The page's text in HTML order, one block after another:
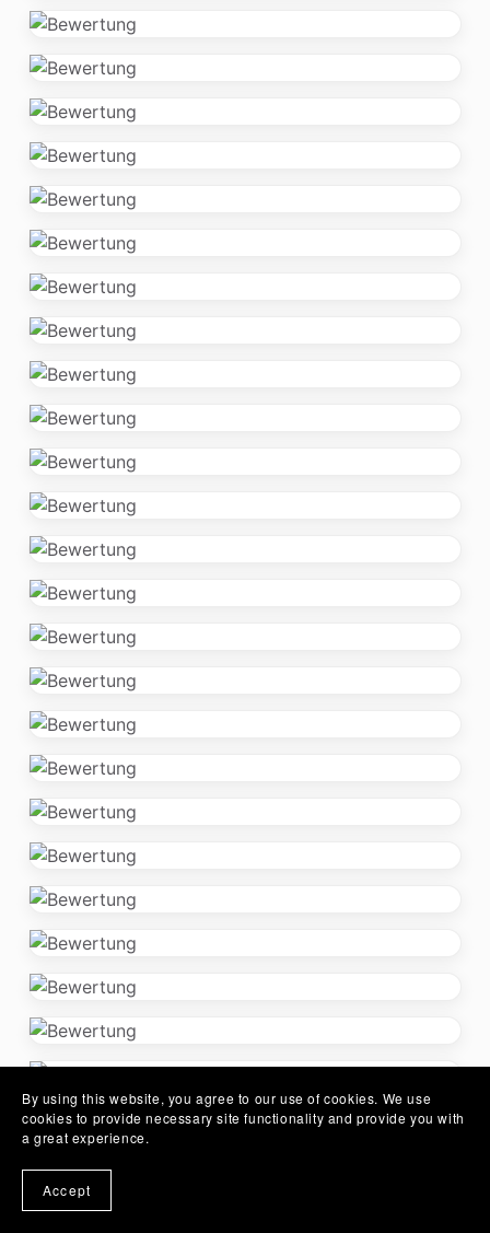
By using this website, you agree to our use of cookies. We use
cookies to provide necessary site functionality and provide you with
a great experience.
Accept